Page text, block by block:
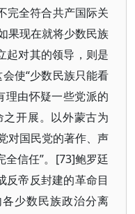
完全符合共产国际关
果现在就将少数民族
起对其的领导，则是
使“少数民族只能看
理由怀疑一些党派的
开展。以外蒙古为
对国民党的著作、声
全信任”。[73]鲍罗廷
反帝反封建的革命目
少数民族政治分离